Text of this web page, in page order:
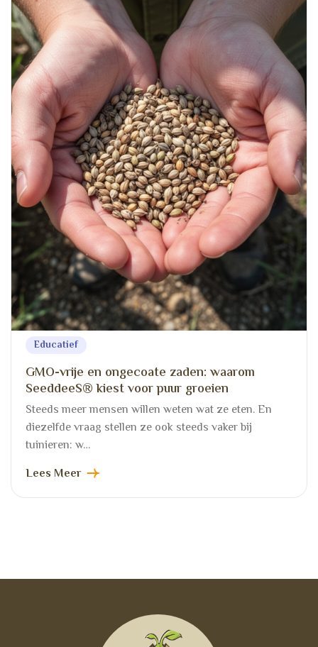
Educatief
GMO-vrije en ongecoate zaden: waarom
SeeddeeS® kiest voor puur groeien
Steeds meer mensen willen weten wat ze eten. En
diezelfde vraag stellen ze ook steeds vaker bij
tuinieren: w…
Lees Meer